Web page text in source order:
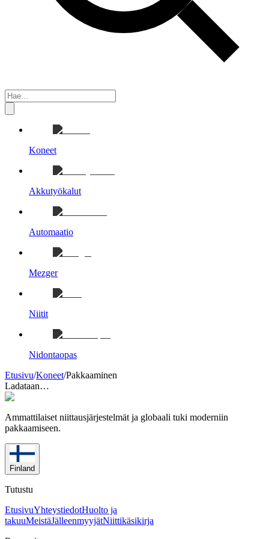
Koneet
Akkutyökalut
Automaatio
Mezger
Niitit
Nidontaopas
Etusivu/Koneet/Pakkaaminen
Ladataan…
Ammattilaiset niittausjärjestelmät ja globaali tuki moderniin
pakkaamiseen.
Finland
Tutustu
EtusivuYhteystiedotHuolto ja
takuuMeistäJälleenmyyjätNiittikäsikirja